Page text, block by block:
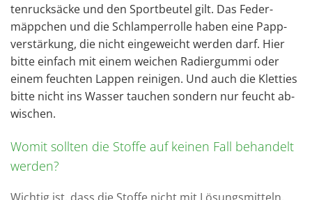
ten­ruck­sä­cke und den Sport­beu­tel gilt. Das Fe­der­
mäpp­chen und die Schlam­per­rol­le haben eine Papp­
ver­stär­kung, die nicht ein­ge­weicht wer­den darf. Hier
bitte ein­fach mit einem wei­chen Ra­dier­gum­mi oder
einem feuch­ten Lap­pen rei­ni­gen. Und auch die Klet­ties
bitte nicht ins Was­ser tau­chen son­dern nur feucht ab­
wi­schen.
Womit soll­ten die Stof­fe auf kei­nen Fall be­han­delt
wer­den?